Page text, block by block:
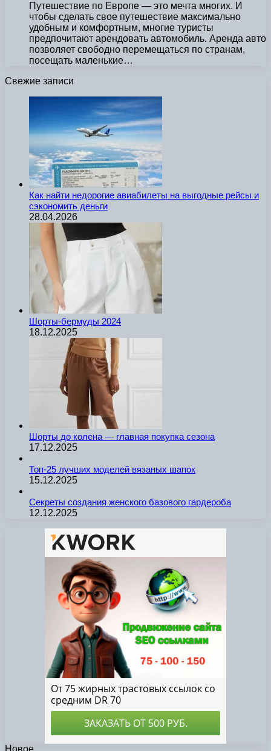
Путешествие по Европе — это мечта многих. И
чтобы сделать свое путешествие максимально
удобным и комфортным, многие туристы
предпочитают арендовать автомобиль. Аренда авто
позволяет свободно перемещаться по странам,
посещать маленькие…
Свежие записи
Как найти недорогие авиабилеты на выгодные рейсы и
сэкономить деньги
28.04.2026
Шорты-бермуды 2024
18.12.2025
Шорты до колена — главная покупка сезона
17.12.2025
Топ-25 лучших моделей вязаных шапок
15.12.2025
Секреты создания женского базового гардероба
12.12.2025
Новое